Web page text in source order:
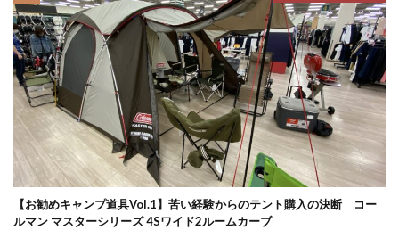
【お勧めキャンプ道具Vol.1】苦い経験からのテント購入の決断 コー
ルマン マスターシリーズ 4Sワイド2ルームカーブ